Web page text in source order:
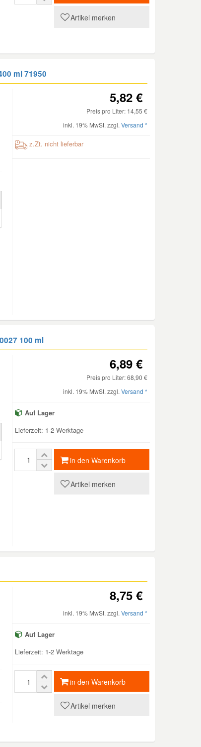
Artikel merken
ml 71950
5,82 €
Preis pro Liter: 14,55 €
inkl. 19% MwSt. zzgl. Versand *
z.Zt. nicht lieferbar
100 ml
6,89 €
Preis pro Liter: 68,90 €
inkl. 19% MwSt. zzgl. Versand *
Auf Lager
Lieferzeit: 1-2 Werktage
in den Warenkorb
Artikel merken
8,75 €
inkl. 19% MwSt. zzgl. Versand *
Auf Lager
Lieferzeit: 1-2 Werktage
in den Warenkorb
Artikel merken